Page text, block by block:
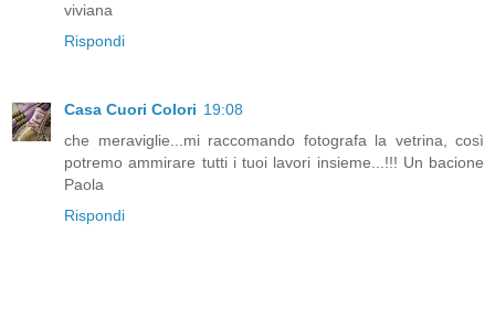
viviana
Rispondi
Casa Cuori Colori 19:08
che meraviglie...mi raccomando fotografa la vetrina, così
potremo ammirare tutti i tuoi lavori insieme...!!! Un bacione
Paola
Rispondi